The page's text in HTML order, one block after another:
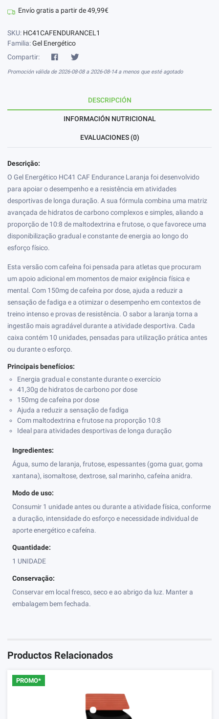
Envío gratis a partir de 49,99€
SKU: HC41CAFENDURANCEL1
Familia:Gel Energético
Compartir:
Promoción válida de 2026-08-08 a 2026-08-14 a menos que esté agotado
DESCRIPCIÓN
INFORMACIÓN NUTRICIONAL
EVALUACIONES (0)
Descrição:
O Gel Energético HC41 CAF Endurance Laranja foi desenvolvido
para apoiar o desempenho e a resistência em atividades
desportivas de longa duração. A sua fórmula combina uma matriz
avançada de hidratos de carbono complexos e simples, aliando a
proporção de 10:8 de maltodextrina e frutose, o que favorece uma
disponibilização gradual e constante de energia ao longo do
esforço físico.
Esta versão com cafeína foi pensada para atletas que procuram
um apoio adicional em momentos de maior exigência física e
mental. Com 150mg de cafeína por dose, ajuda a reduzir a
sensação de fadiga e a otimizar o desempenho em contextos de
treino intenso e provas de resistência. O sabor a laranja torna a
ingestão mais agradável durante a atividade desportiva. Cada
caixa contém 10 unidades, pensadas para utilização prática antes
ou durante o esforço.
Principais benefícios:
Energia gradual e constante durante o exercício
41,30g de hidratos de carbono por dose
150mg de cafeína por dose
Ajuda a reduzir a sensação de fadiga
Com maltodextrina e frutose na proporção 10:8
Ideal para atividades desportivas de longa duração
Ingredientes:
Água, sumo de laranja, frutose, espessantes (goma guar, goma
xantana), isomaltose, dextrose, sal marinho, cafeína anidra.
Modo de uso:
Consumir 1 unidade antes ou durante a atividade física, conforme
a duração, intensidade do esforço e necessidade individual de
aporte energético e cafeína.
Quantidade:
1 UNIDADE
Conservação:
Conservar em local fresco, seco e ao abrigo da luz. Manter a
embalagem bem fechada.
Productos Relacionados
PROMO*